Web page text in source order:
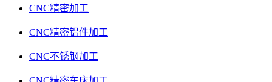
CNC精密加工
CNC精密铝件加工
CNC不锈钢加工